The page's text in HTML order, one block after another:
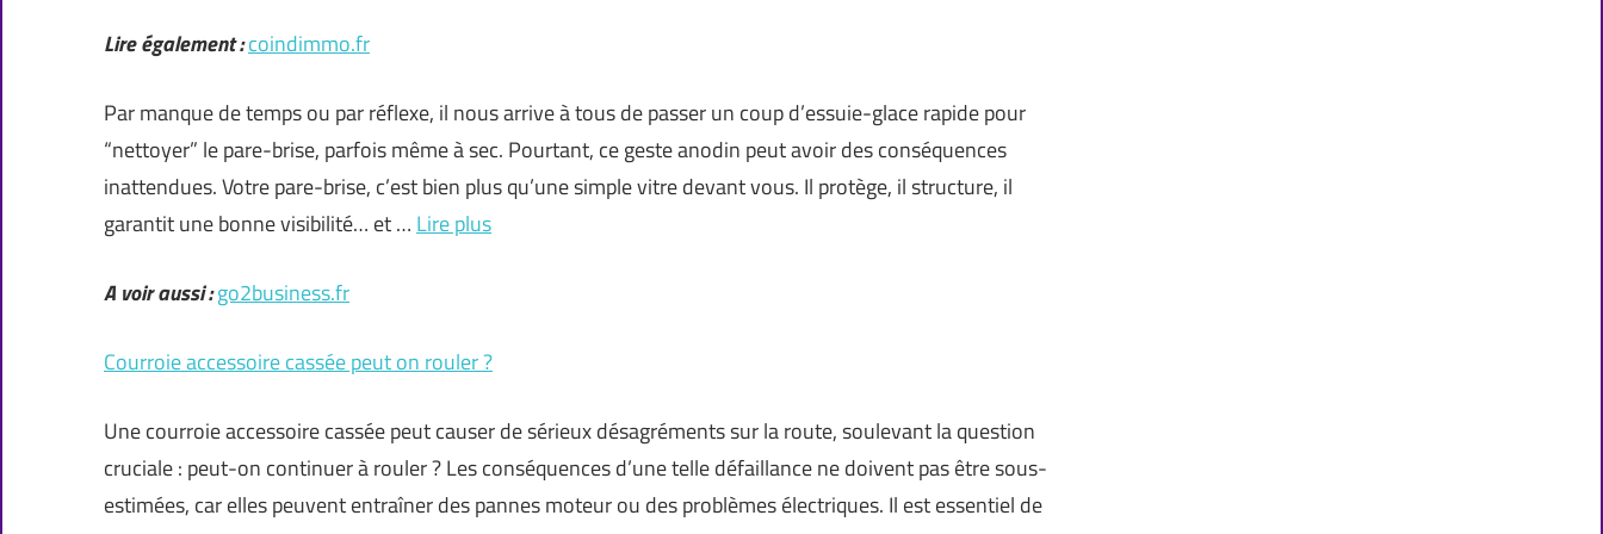
Lire également :coindimmo.fr
Par manque de temps ou par réflexe, il nous arrive à tous de passer un coup d’essuie-glace rapide pour
“nettoyer” le pare-brise, parfois même à sec. Pourtant, ce geste anodin peut avoir des conséquences
inattendues. Votre pare-brise, c’est bien plus qu’une simple vitre devant vous. Il protège, il structure, il
garantit une bonne visibilité… et … Lire plus
A voir aussi :go2business.fr
Courroie accessoire cassée peut on rouler ?
Une courroie accessoire cassée peut causer de sérieux désagréments sur la route, soulevant la question
cruciale : peut-on continuer à rouler ? Les conséquences d’une telle défaillance ne doivent pas être sous-
estimées, car elles peuvent entraîner des pannes moteur ou des problèmes électriques. Il est essentiel de